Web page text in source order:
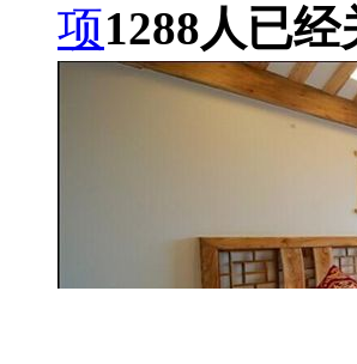
项1288人已经